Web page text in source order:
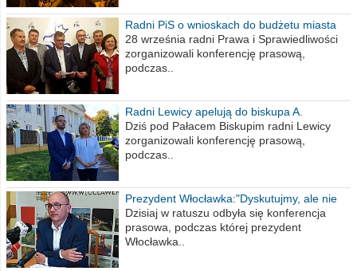
Radni PiS o wnioskach do budżetu miasta
na 2021 rok
28 września radni Prawa i Sprawiedliwości
zorganizowali konferencję prasową,
podczas..
Radni Lewicy apelują do biskupa A.
Wiesława Meringa
Dziś pod Pałacem Biskupim radni Lewicy
zorganizowali konferencję prasową,
podczas..
Prezydent Włocławka:"Dyskutujmy, ale nie
obrażajmy się”
Dzisiaj w ratuszu odbyła się konferencja
prasowa, podczas której prezydent
Włocławka..